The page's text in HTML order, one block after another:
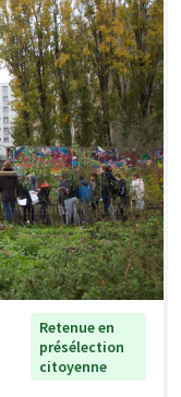
Retenue en
présélection
citoyenne